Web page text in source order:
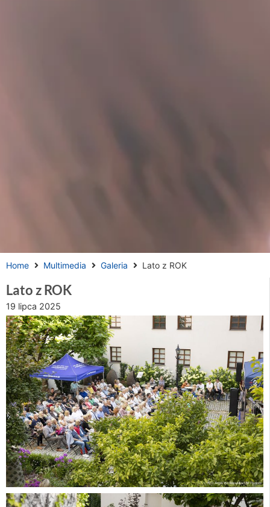
Home Multimedia Galeria Lato z ROK
Lato z ROK
19 lipca 2025